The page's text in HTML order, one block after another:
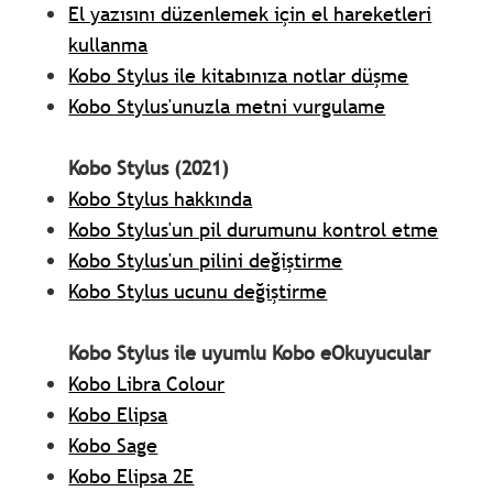
El yazısını düzenlemek için el hareketleri
kullanma
Kobo Stylus ile kitabınıza notlar düşme
Kobo Stylus'unuzla metni vurgulame
Kobo Stylus (2021)
Kobo Stylus hakkında
Kobo Stylus'un pil durumunu kontrol etme
Kobo Stylus'un pilini değiştirme
Kobo Stylus ucunu değiştirme
Kobo Stylus ile uyumlu Kobo eOkuyucular
Kobo Libra Colour
Kobo Elipsa
Kobo Sage
Kobo Elipsa 2E